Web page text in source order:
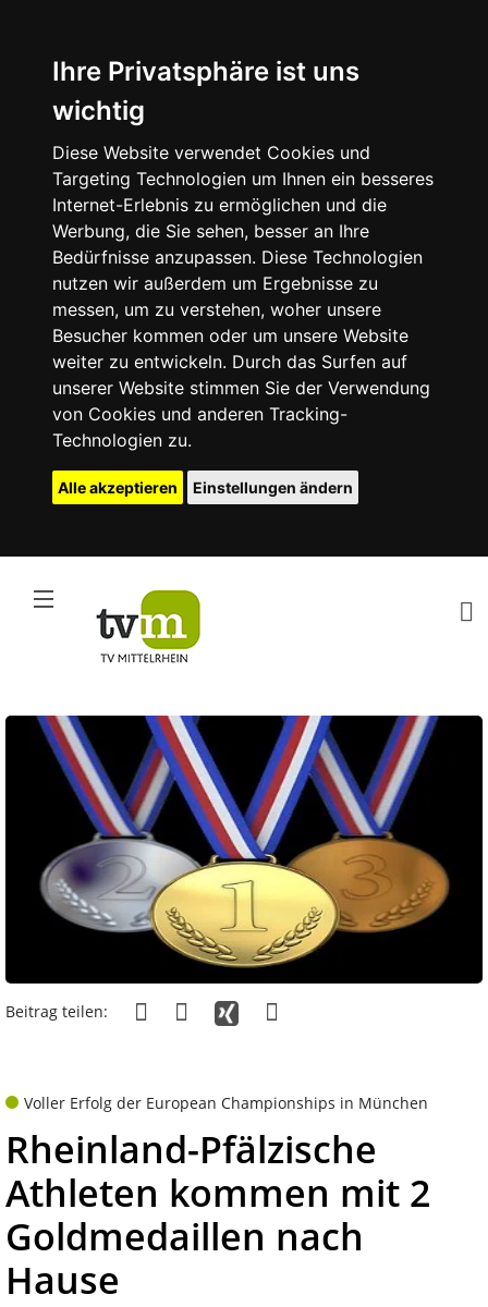
Ihre Privatsphäre ist uns
wichtig
Diese Website verwendet Cookies und
Targeting Technologien um Ihnen ein besseres
Internet-Erlebnis zu ermöglichen und die
Werbung, die Sie sehen, besser an Ihre
Bedürfnisse anzupassen. Diese Technologien
nutzen wir außerdem um Ergebnisse zu
messen, um zu verstehen, woher unsere
Besucher kommen oder um unsere Website
weiter zu entwickeln. Durch das Surfen auf
unserer Website stimmen Sie der Verwendung
von Cookies und anderen Tracking-
Technologien zu.
Alle akzeptieren Einstellungen ändern
Beitrag teilen:
Voller Erfolg der European Championships in München
Rheinland-Pfälzische
Athleten kommen mit 2
Goldmedaillen nach
Hause